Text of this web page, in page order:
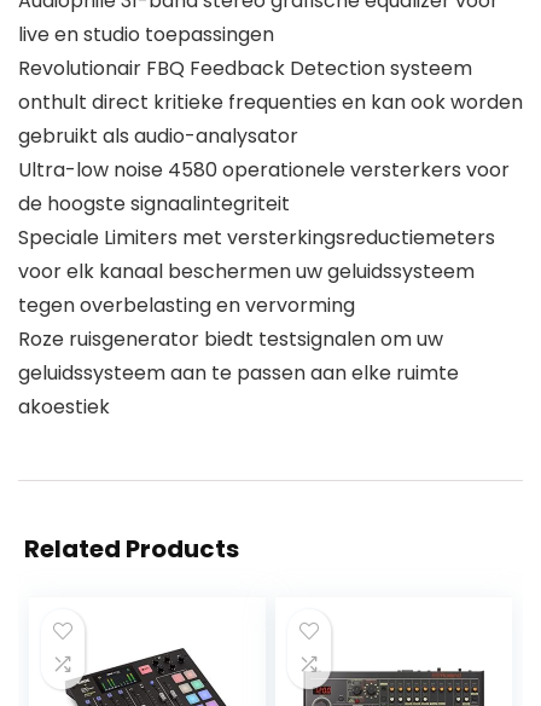
live en studio toepassingen
Revolutionair FBQ Feedback Detection systeem
onthult direct kritieke frequenties en kan ook worden
gebruikt als audio-analysator
Ultra-low noise 4580 operationele versterkers voor
de hoogste signaalintegriteit
Speciale Limiters met versterkingsreductiemeters
voor elk kanaal beschermen uw geluidssysteem
tegen overbelasting en vervorming
Roze ruisgenerator biedt testsignalen om uw
geluidssysteem aan te passen aan elke ruimte
akoestiek
Related Products